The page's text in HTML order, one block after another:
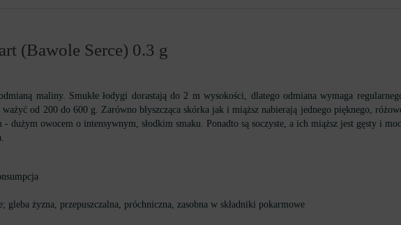
(Bawole Serce) 0.3 g
maliny. Smukłe łodygi dorastają do 2 m wysokości, dlatego odmiana wymaga
od 200 do 600 g. Zarówno błyszcząca skórka jak i miąższ nabierają jednego pięknego,
- dużym owocem o intensywnym, słodkim smaku. Ponadto są soczyste, a ich miąższ jest gęsty i
gleba żyzna, przepuszczalna, próchniczna, zasobna w składniki pokarmowe